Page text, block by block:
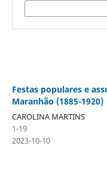
Festas populares e
Maranhão (1885-1920)
CAROLINA MARTINS
1-19
2023-10-10